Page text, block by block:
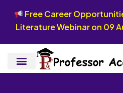
Free Career
Literature Webinar on 09